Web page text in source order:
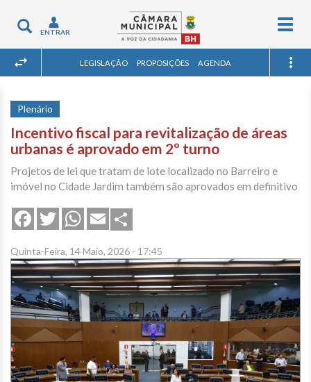
Toggle
navigation
ENTRAR
LEGISLAÇÃO PROPOSIÇÕES AGENDA
Plenário
Incentivo fiscal para revitalização de áreas
urbanas é aprovado em 2º turno
Projetos de lei que tratam de lote localizado no Barreiro e
imóvel no Cidade Jardim também são aprovados em definitivo
FacebookTwitterWhatsApp
Email
Quinta-Feira, 14 Maio, 2026 - 17:45